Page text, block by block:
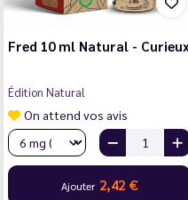
Fred 10 ml Natural -
Édition Natural
On attend vos avis
Ajouter 2,42 €